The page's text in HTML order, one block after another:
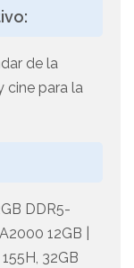
de la
cine para la
DDR5-
12GB |
32GB